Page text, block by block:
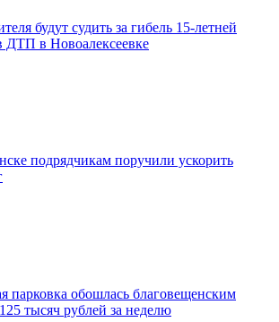
будут судить за гибель 15-летней
в Новоалексеевке
подрядчикам поручили ускорить
парковка обошлась благовещенским
тысяч рублей за неделю